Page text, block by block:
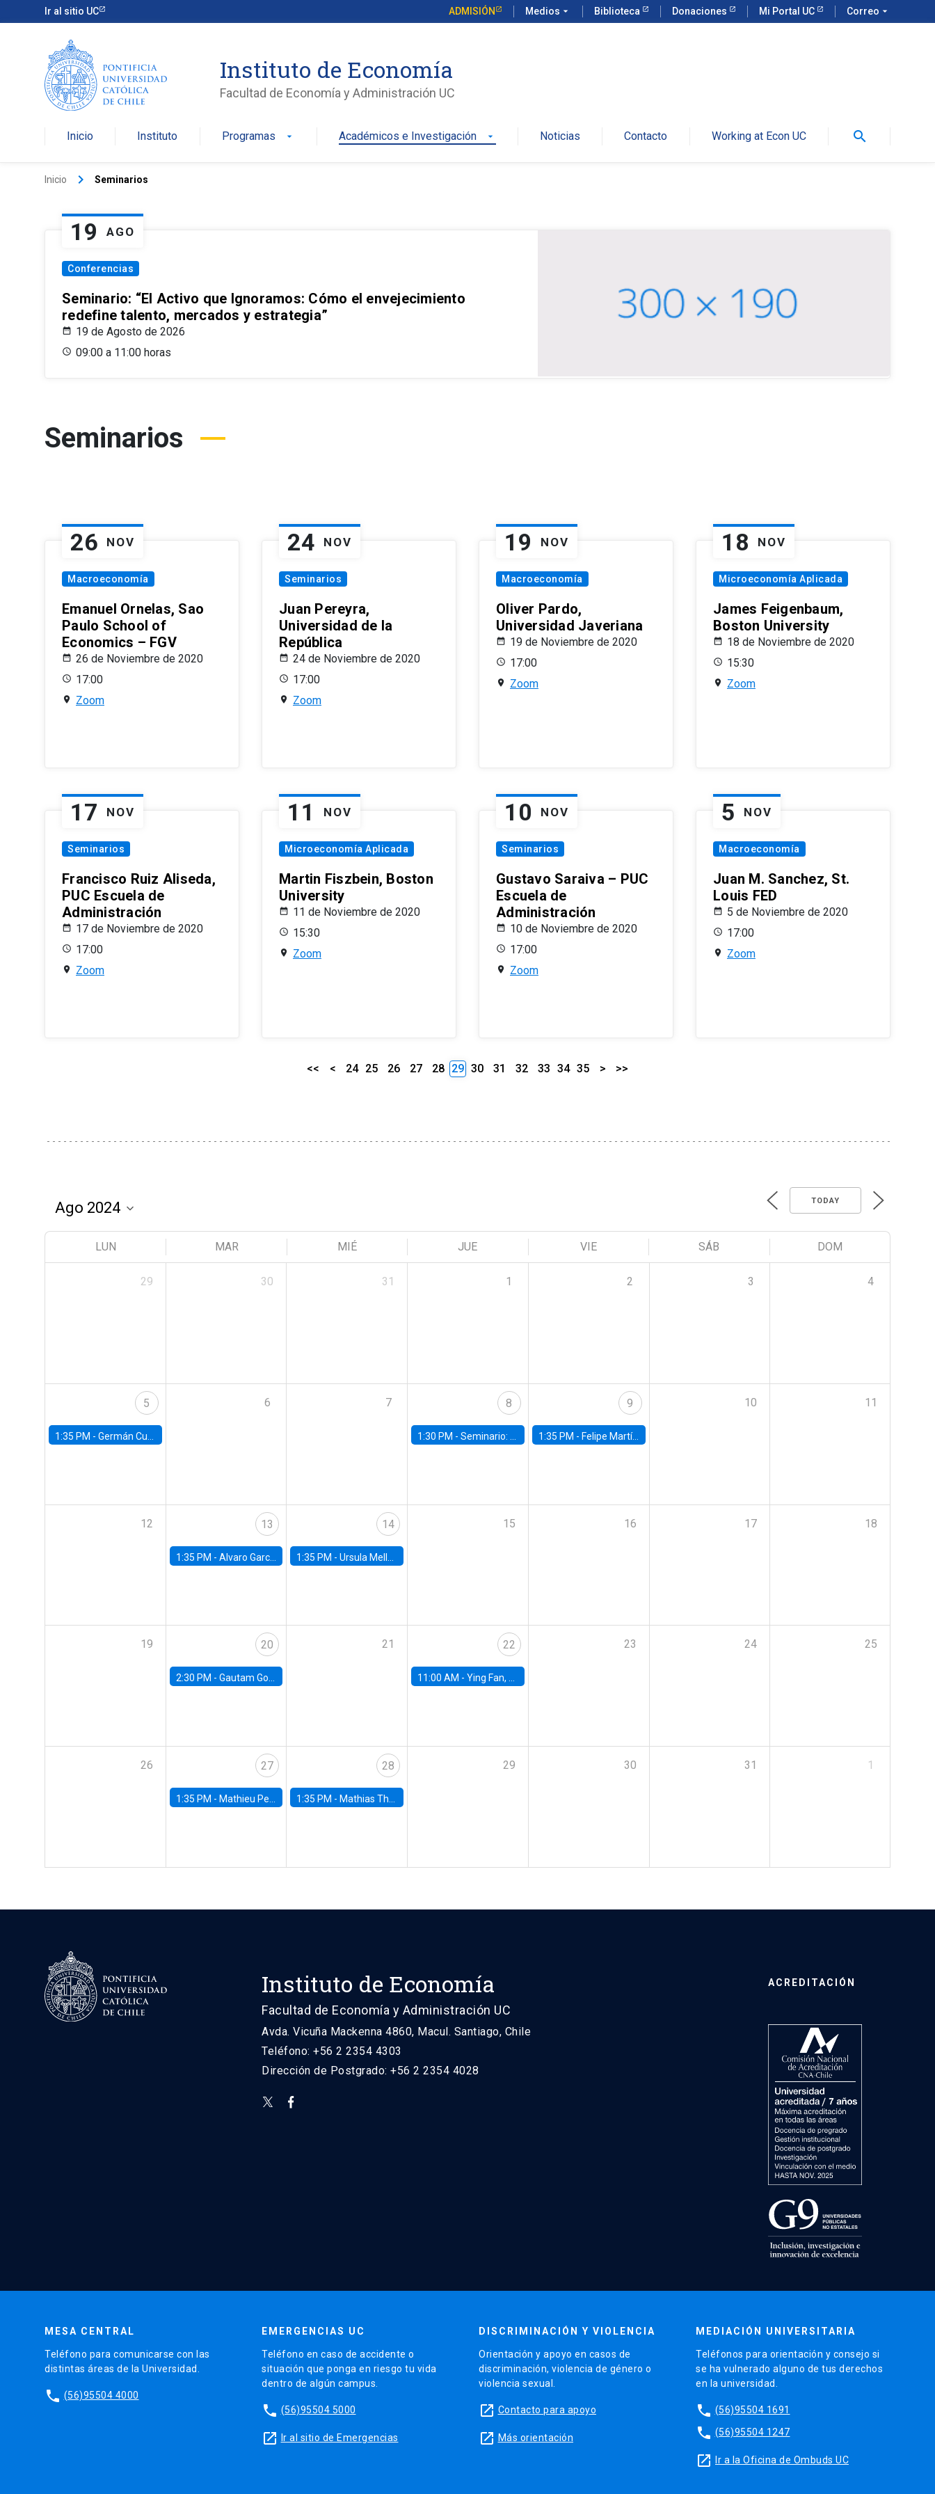
Ir al sitio UC ADMISIÓN Medios arrow_drop_down Biblioteca Donaciones Mi Portal UC Correo arrow_drop_down
Instituto de Economía
Facultad de Economía y Administración UC
Inicio Instituto Programas arrow_drop_down Académicos e Investigación arrow_drop_down Noticias Contacto Working at Econ UC search
Inicio keyboard_arrow_right Seminarios
19 AGO
Conferencias
Seminario: “El Activo que Ignoramos: Cómo el envejecimiento
redefine talento, mercados y estrategia”
19 de Agosto de 2026
09:00 a 11:00 horas
Seminarios
26 NOV
Macroeconomía
Emanuel Ornelas, Sao
Paulo School of
Economics – FGV
26 de Noviembre de 2020
17:00
Zoom
24 NOV
Seminarios
Juan Pereyra,
Universidad de la
República
24 de Noviembre de 2020
17:00
Zoom
19 NOV
Macroeconomía
Oliver Pardo,
Universidad Javeriana
19 de Noviembre de 2020
17:00
Zoom
18 NOV
Microeconomía Aplicada
James Feigenbaum,
Boston University
18 de Noviembre de 2020
15:30
Zoom
17 NOV
Seminarios
Francisco Ruiz Aliseda,
PUC Escuela de
Administración
17 de Noviembre de 2020
17:00
Zoom
11 NOV
Microeconomía Aplicada
Martin Fiszbein, Boston
University
11 de Noviembre de 2020
15:30
Zoom
10 NOV
Seminarios
Gustavo Saraiva – PUC
Escuela de
Administración
10 de Noviembre de 2020
17:00
Zoom
5 NOV
Macroeconomía
Juan M. Sanchez, St.
Louis FED
5 de Noviembre de 2020
17:00
Zoom
<< < 24 25 26 27 28 29 30 31 32 33 34 35 > >>
TODAY
LUN MAR MIÉ JUE VIE SÁB DOM
29 30 31 1 2 3 4
5
1:35 PM - Germán Cubas, University of Houston
6 7 8
1:30 PM -Seminario: “Recuperando la humanidad para progresar en la era de la IA»
9
1:35 PM - Felipe Martínez, alumno Doctorado en Economía UC
10 11
12 13
1:35 PM - Alvaro Garcia-Marin, Universidad de Los Andes
14
1:35 PM -Ursula Mello, Insper - Institute of Education and Research
15 16 17 18
19 20
2:30 PM - Gautam Gowrisankaran, Columbia University
21 22
11:00 AM -Ying Fan, University of Michigan
23 24 25
26 27
1:35 PM - Mathieu Pedemonte, IDB
28
1:35 PM - Mathias Thoenig, University of Lausanne
29 30 31 1
Instituto de Economía
Facultad de Economía y Administración UC
Avda. Vicuña Mackenna 4860, Macul. Santiago, Chile
Teléfono: +56 2 2354 4303
Dirección de Postgrado: +56 2 2354 4028
ACREDITACIÓN
MESA CENTRAL
Teléfono para comunicarse con las
distintas áreas de la Universidad.
phone (56)95504 4000
EMERGENCIAS UC
Teléfono en caso de accidente o
situación que ponga en riesgo tu vida
dentro de algún campus.
phone (56)95504 5000
launch Ir al sitio de Emergencias
DISCRIMINACIÓN Y VIOLENCIA
Orientación y apoyo en casos de
discriminación, violencia de género o
violencia sexual.
launch Contacto para apoyo
launch Más orientación
MEDIACIÓN UNIVERSITARIA
Teléfonos para orientación y consejo si
se ha vulnerado alguno de tus derechos
en la universidad.
phone (56)95504 1691
phone (56)95504 1247
launch Ir a la Oficina de Ombuds UC